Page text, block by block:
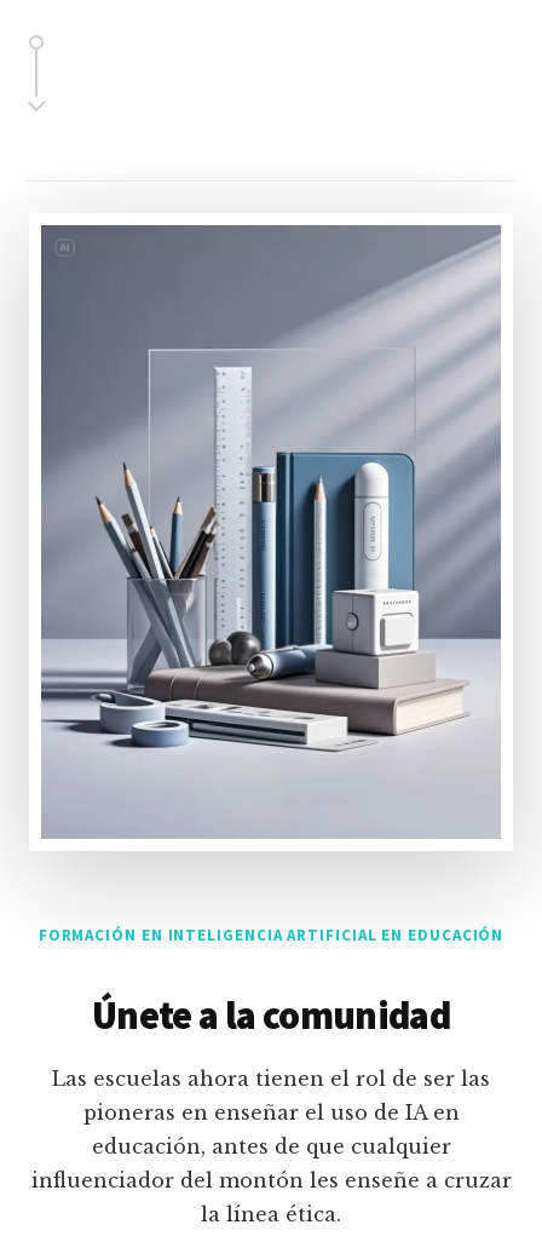
FORMACIÓN EN INTELIGENCIA ARTIFICIAL EN EDUCACIÓN
Únete a la comunidad
Las escuelas ahora tienen el rol de ser las
pioneras en enseñar el uso de IA en
educación, antes de que cualquier
influenciador del montón les enseñe a cruzar
la línea ética.